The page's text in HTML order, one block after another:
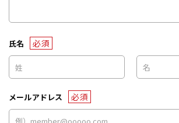
氏名 必須
メールアドレス 必須